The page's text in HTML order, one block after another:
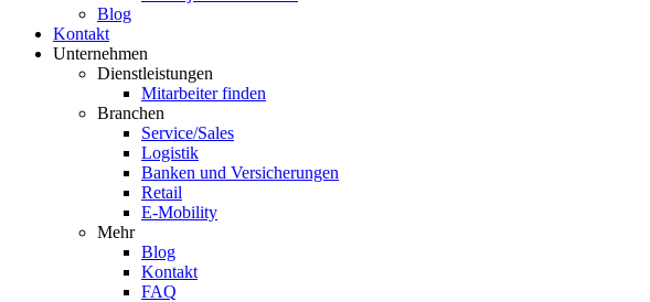
Blog
Kontakt
Unternehmen
Dienstleistungen
Mitarbeiter finden
Branchen
Service/Sales
Logistik
Banken und Versicherungen
Retail
E-Mobility
Mehr
Blog
Kontakt
FAQ